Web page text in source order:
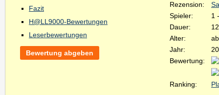
Fazit
H@LL9000-Bewertungen
Leserbewertungen
Bewertung abgeben
Rezension:
Spieler:
1
Dauer:
Alter:
Jahr:
Bewertung:
Ranking: